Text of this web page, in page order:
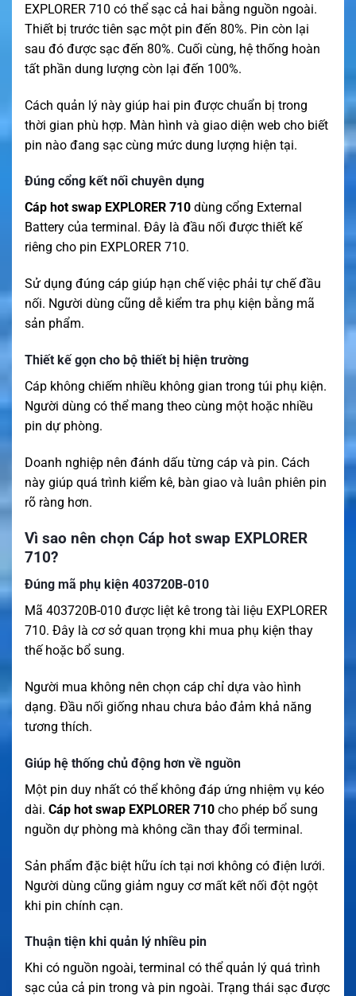
EXPLORER 710 có thể sạc cả hai bằng nguồn ngoài.
Thiết bị trước tiên sạc một pin đến 80%. Pin còn lại
sau đó được sạc đến 80%. Cuối cùng, hệ thống hoàn
tất phần dung lượng còn lại đến 100%.
Cách quản lý này giúp hai pin được chuẩn bị trong
thời gian phù hợp. Màn hình và giao diện web cho biết
pin nào đang sạc cùng mức dung lượng hiện tại.
Đúng cổng kết nối chuyên dụng
Cáp hot swap EXPLORER 710 dùng cổng External
Battery của terminal. Đây là đầu nối được thiết kế
riêng cho pin EXPLORER 710.
Sử dụng đúng cáp giúp hạn chế việc phải tự chế đầu
nối. Người dùng cũng dễ kiểm tra phụ kiện bằng mã
sản phẩm.
Thiết kế gọn cho bộ thiết bị hiện trường
Cáp không chiếm nhiều không gian trong túi phụ kiện.
Người dùng có thể mang theo cùng một hoặc nhiều
pin dự phòng.
Doanh nghiệp nên đánh dấu từng cáp và pin. Cách
này giúp quá trình kiểm kê, bàn giao và luân phiên pin
rõ ràng hơn.
Vì sao nên chọn Cáp hot swap EXPLORER
710?
Đúng mã phụ kiện 403720B-010
Mã 403720B-010 được liệt kê trong tài liệu EXPLORER
710. Đây là cơ sở quan trọng khi mua phụ kiện thay
thế hoặc bổ sung.
Người mua không nên chọn cáp chỉ dựa vào hình
dạng. Đầu nối giống nhau chưa bảo đảm khả năng
tương thích.
Giúp hệ thống chủ động hơn về nguồn
Một pin duy nhất có thể không đáp ứng nhiệm vụ kéo
dài. Cáp hot swap EXPLORER 710 cho phép bổ sung
nguồn dự phòng mà không cần thay đổi terminal.
Sản phẩm đặc biệt hữu ích tại nơi không có điện lưới.
Người dùng cũng giảm nguy cơ mất kết nối đột ngột
khi pin chính cạn.
Thuận tiện khi quản lý nhiều pin
Khi có nguồn ngoài, terminal có thể quản lý quá trình
sạc của cả pin trong và pin ngoài. Trạng thái sạc được